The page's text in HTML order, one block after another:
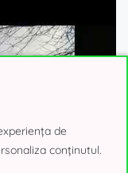
de
conținutul.